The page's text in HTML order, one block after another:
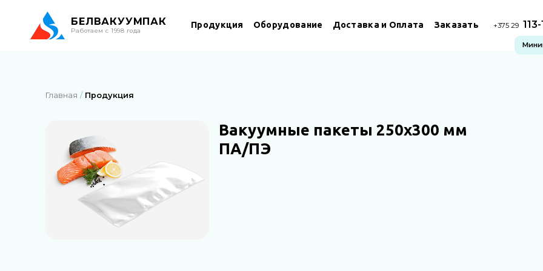
БЕЛВАКУУМПАК
Работаем с 1998 года
Продукция Оборудование Доставка и Оплата Заказать +375 29
Главная Продукция
Вакуумные пакеты 250х300 мм
ПА/ПЭ